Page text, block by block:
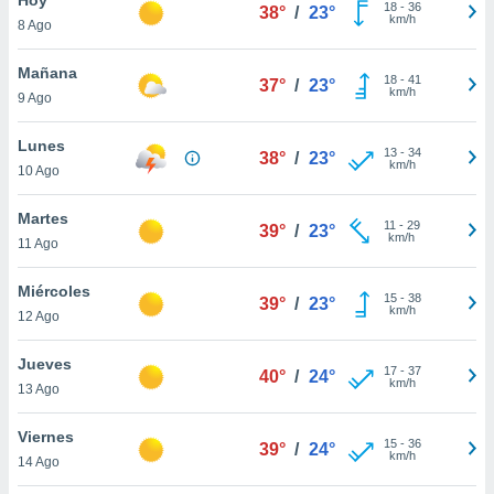
en
más
nuestra
de
cookies
aceptar
8 Ago
38° / 23° 18- 36
km/h
Mañana
9 Ago
37° / 23° 18- 41
km/h
Lunes
10 Ago
38° / 23° 13- 34
km/h
Martes
11 Ago
39° / 23° 11 - 29
km/h
Miércoles
12 Ago
39° / 23° 15- 38
km/h
Jueves
13 Ago
40° / 24° 17- 37
km/h
Viernes
14 Ago
39° / 24° 15- 36
km/h